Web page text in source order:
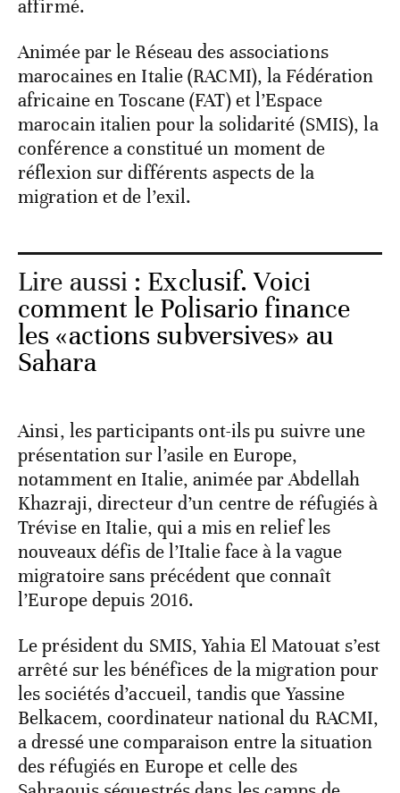
affirmé.
Animée par le Réseau des associations
marocaines en Italie (RACMI), la Fédération
africaine en Toscane (FAT) et l’Espace
marocain italien pour la solidarité (SMIS), la
conférence a constitué un moment de
réflexion sur différents aspects de la
migration et de l’exil.
Lire aussi : Exclusif. Voici
comment le Polisario finance
les «actions subversives» au
Sahara
Ainsi, les participants ont-ils pu suivre une
présentation sur l’asile en Europe,
notamment en Italie, animée par Abdellah
Khazraji, directeur d’un centre de réfugiés à
Trévise en Italie, qui a mis en relief les
nouveaux défis de l’Italie face à la vague
migratoire sans précédent que connaît
l’Europe depuis 2016.
Le président du SMIS, Yahia El Matouat s’est
arrêté sur les bénéfices de la migration pour
les sociétés d’accueil, tandis que Yassine
Belkacem, coordinateur national du RACMI,
a dressé une comparaison entre la situation
des réfugiés en Europe et celle des